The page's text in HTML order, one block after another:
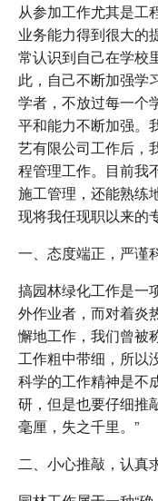
从参加工作尤其是工
业务能力得到很大的
常认识到自己在学校
此，自己不断加强学
学者，不放过每一个
平和能力不断加强。
艺有限公司工作后，
程管理工作。目前我
施工管理，还能熟练
现将我任现职以来的
一、态度端正，严谨
搞园林绿化工作是一
外作业者，而对着炎
懈地工作，我们曾被
工作粗中带细，所以
科学的工作精神是不
研，但是也要仔细推
毫厘，失之千里。”
二、小心推敲，认真